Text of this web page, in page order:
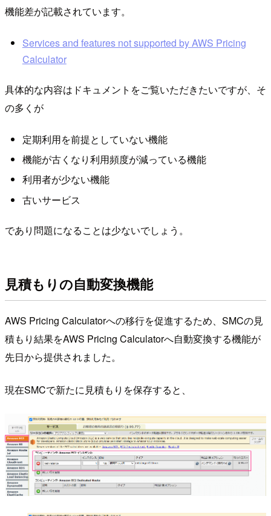
機能差が記載されています。
Services and features not supported by AWS Pricing
Calculator
具体的な内容はドキュメントをご覧いただきたいですが、そ
の多くが
定期利用を前提としていない機能
機能が古くなり利用頻度が減っている機能
利用者が少ない機能
古いサービス
であり問題になることは少ないでしょう。
見積もりの自動変換機能
AWS Pricing Calculatorへの移行を促進するため、SMCの見
積もり結果をAWS Pricing Calculatorへ自動変換する機能が
先日から提供されました。
現在SMCで新たに見積もりを保存すると、